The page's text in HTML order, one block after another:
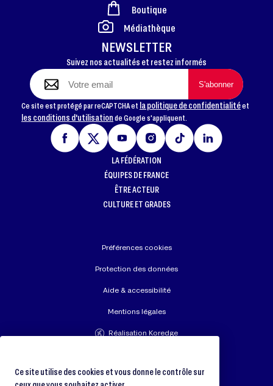
FOOTER
NEWSLETTER
Suivez nos actualités et restez informés
Ce site est protégé par reCAPTCHA et la politique de confidentialitéet
les conditions d'utilisationde Google s'appliquent.
Boutique
Médiathèque
LA FÉDÉRATION
ÉQUIPES DE FRANCE
ÊTRE ACTEUR
CULTURE ET GRADES
Préférences cookies
Protection des données
Aide & accessibilité
Mentions légales
Réalisation Koredge
Ce site utilise des cookies et vous donne le contrôle sur